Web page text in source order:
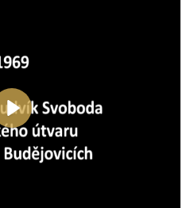
Přehrát